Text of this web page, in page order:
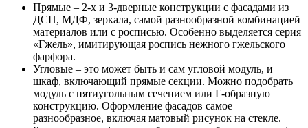
Прямые – 2-х и 3-дверные конструкции с фасадами из
ДСП, МДФ, зеркала, самой разнообразной комбинацией
материалов или с росписью. Особенно выделяется серия
«Гжель», имитирующая роспись нежного гжельского
фарфора.
Угловые – это может быть и сам угловой модуль, и
шкаф, включающий прямые секции. Можно подобрать
модуль с пятиугольным сечением или Г-образную
конструкцию. Оформление фасадов самое
разнообразное, включая матовый рисунок на стекле.